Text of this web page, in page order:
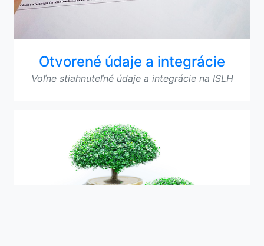
Otvorené údaje a integrácie
Voľne stiahnuteľné údaje a integrácie na ISLH